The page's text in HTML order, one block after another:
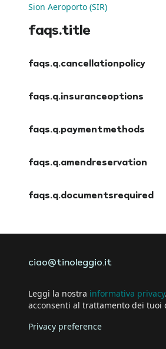
Sion Aeroporto (SIR)
faqs.title
faqs.q.cancellationpolicy
faqs.q.insuranceoptions
faqs.q.paymentmethods
faqs.q.amendreservation
faqs.q.documentsrequired
ciao@tinoleggio.it
Leggi la nostra informativa privacy
acconsenti al trattamento dei tuoi
Privacy preference